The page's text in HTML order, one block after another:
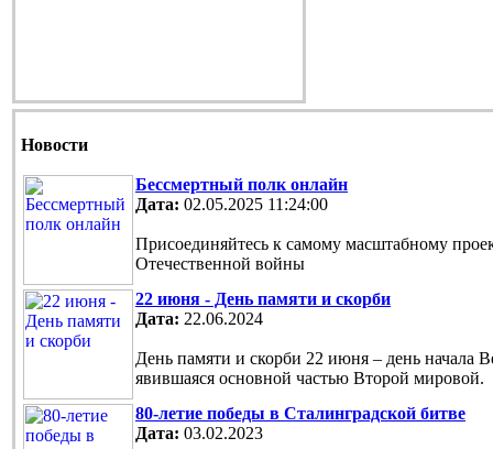
Новости
Бессмертный полк онлайн
Дата: 02.05.2025 11:24:00
Присоединяйтесь к самому масштабному
Отечественной войны
22 июня - День памяти и скорби
Дата: 22.06.2024
День памяти и скорби 22 июня – день начала
явившаяся основной частью Второй мировой.
80-летие победы в Сталинградской битве
Дата: 03.02.2023